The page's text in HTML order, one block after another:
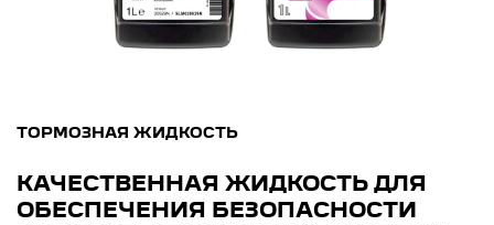
ТОРМОЗНАЯ ЖИДКОСТЬ
КАЧЕСТВЕННАЯ ЖИДКОСТЬ ДЛЯ
ОБЕСПЕЧЕНИЯ БЕЗОПАСНОСТИ